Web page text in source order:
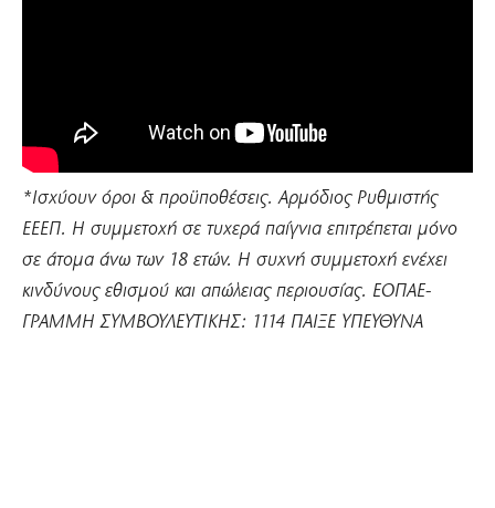
*Ισχύουν όροι & προϋποθέσεις. Αρμόδιος Ρυθμιστής
ΕΕΕΠ. Η συμμετοχή σε τυχερά παίγνια επιτρέπεται μόνο
σε άτομα άνω των 18 ετών. Η συχνή συμμετοχή ενέχει
κινδύνους εθισμού και απώλειας περιουσίας. ΕΟΠΑΕ-
ΓΡΑΜΜΗ ΣΥΜΒΟΥΛΕΥΤΙΚΗΣ: 1114 ΠΑΙΞΕ ΥΠΕΥΘΥΝΑ